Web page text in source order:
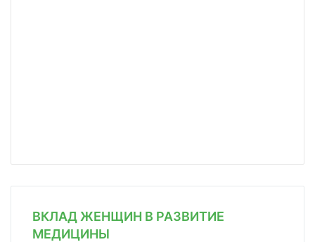
ВКЛАД ЖЕНЩИН В РАЗВИТИЕ
МЕДИЦИНЫ